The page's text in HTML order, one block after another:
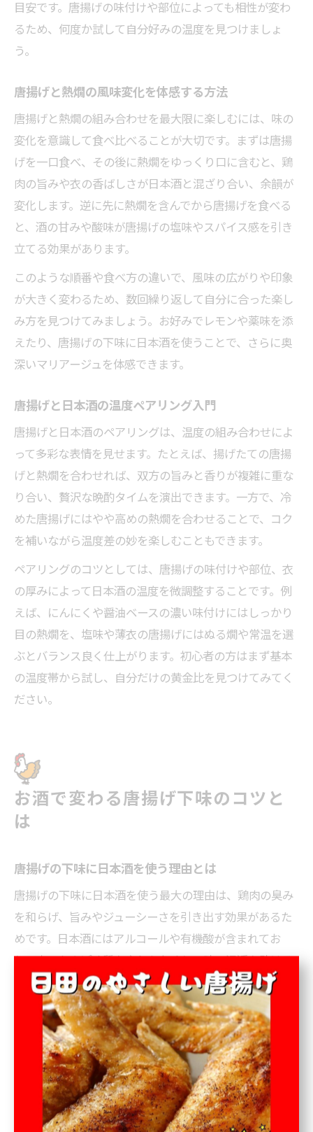
目安です。唐揚げの味付けや部位によっても相性が変わ
るため、何度か試して自分好みの温度を見つけましょ
う。
唐揚げと熱燗の風味変化を体感する方法
唐揚げと熱燗の組み合わせを最大限に楽しむには、味の
変化を意識して食べ比べることが大切です。まずは唐揚
げを一口食べ、その後に熱燗をゆっくり口に含むと、鶏
肉の旨みや衣の香ばしさが日本酒と混ざり合い、余韻が
変化します。逆に先に熱燗を含んでから唐揚げを食べる
と、酒の甘みや酸味が唐揚げの塩味やスパイス感を引き
立てる効果があります。
このような順番や食べ方の違いで、風味の広がりや印象
が大きく変わるため、数回繰り返して自分に合った楽し
み方を見つけてみましょう。お好みでレモンや薬味を添
えたり、唐揚げの下味に日本酒を使うことで、さらに奥
深いマリアージュを体感できます。
唐揚げと日本酒の温度ペアリング入門
唐揚げと日本酒のペアリングは、温度の組み合わせによ
って多彩な表情を見せます。たとえば、揚げたての唐揚
げと熱燗を合わせれば、双方の旨みと香りが複雑に重な
り合い、贅沢な晩酌タイムを演出できます。一方で、冷
めた唐揚げにはやや高めの熱燗を合わせることで、コク
を補いながら温度差の妙を楽しむこともできます。
ペアリングのコツとしては、唐揚げの味付けや部位、衣
の厚みによって日本酒の温度を微調整することです。例
えば、にんにくや醤油ベースの濃い味付けにはしっかり
目の熱燗を、塩味や薄衣の唐揚げにはぬる燗や常温を選
ぶとバランス良く仕上がります。初心者の方はまず基本
の温度帯から試し、自分だけの黄金比を見つけてみてく
ださい。
お酒で変わる唐揚げ下味のコツと
は
唐揚げの下味に日本酒を使う理由とは
唐揚げの下味に日本酒を使う最大の理由は、鶏肉の臭み
を和らげ、旨みやジューシーさを引き出す効果があるた
めです。日本酒にはアルコールや有機酸が含まれてお
り、肉のたんぱく質をやわらかくし、味の浸透を助ける
働きも期待できます。特に家庭で調理する際は、鶏肉独
特のクセが気になる方や、ワンランク上の食感を目指し
たい方におすすめです。
また、日本酒由来のほのかな甘みや香りが、唐揚げの下
味に奥行きを持たせてくれる点も見逃せません。例え
ば、下味として醤油やみりんと一緒に日本酒を加えるこ
とで、味に丸みが生まれ、揚げ上げた後の香り立ちも豊